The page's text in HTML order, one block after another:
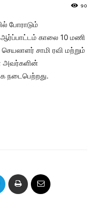
90
போராடும்
காலை 10 மணி
சாமி ரவி மற்றும்
அவர்களின்
நடைபெற்றது.